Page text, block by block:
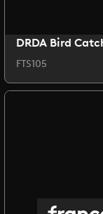
DRDA Bird
FTS105